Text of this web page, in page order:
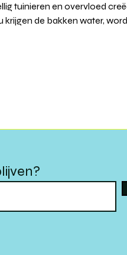
tuinieren en overvloed
krijgen de bakken water,